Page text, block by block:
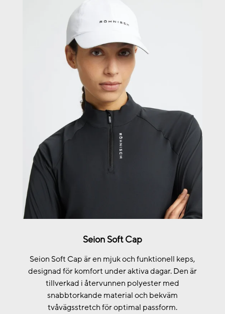
Seion Soft Cap
Seion Soft Cap är en mjuk och funktionell keps,
designad för komfort under aktiva dagar. Den är
tillverkad i återvunnen polyester med
snabbtorkande material och bekväm
tvåvägsstretch för optimal passform.